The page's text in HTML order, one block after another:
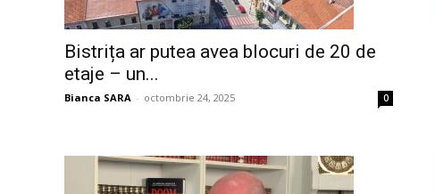
Bistrița ar putea avea blocuri de 20 de
etaje – un...
Bianca SARA - octombrie 24, 2025 0